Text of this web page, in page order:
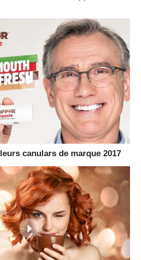
canulars de marque 2017